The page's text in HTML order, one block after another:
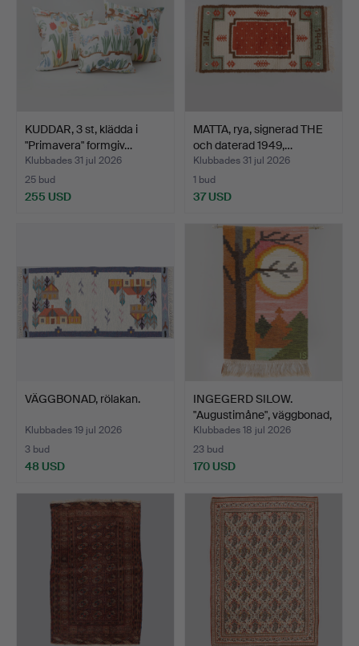
KUDDAR, 3 st, klädda i
"Primavera" formgiv…
Klubbades 31 jul 2026
25 bud
255 USD
MATTA, rya, signerad THE
och daterad 1949,…
Klubbades 31 jul 2026
1 bud
37 USD
VÄGGBONAD, rölakan.
Klubbades 19 jul 2026
3 bud
48 USD
INGEGERD SILOW.
"Augustimåne", väggbonad,
…
Klubbades 18 jul 2026
23 bud
170 USD